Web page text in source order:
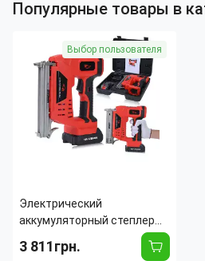
Популярные товары в
Выбор пользователя
Электрический
аккумуляторный степлер
F30 для гвоздей до 30 мм,
18 В, 2 А·ч, кейс, зарядка,
3 811грн.